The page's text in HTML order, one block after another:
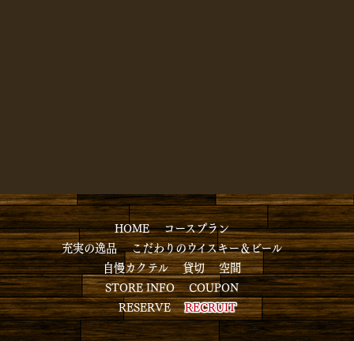
HOME
コースプラン
充実の逸品
こだわりのウイスキー＆ビール
自慢カクテル
貸切
空間
STORE INFO
COUPON
RESERVE
RECRUIT